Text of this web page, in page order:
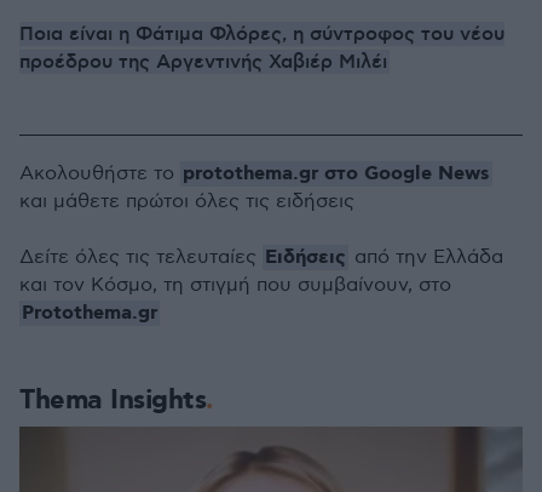
Ποια είναι η Φάτιμα Φλόρες, η σύντροφος του νέου
προέδρου της Αργεντινής Χαβιέρ Μιλέι
Thema Insights
Ακολουθήστε το protothema.gr στο Google News
και μάθετε πρώτοι όλες τις ειδήσεις
Δείτε όλες τις τελευταίες Ειδήσεις από την Ελλάδα
και τον Κόσμο, τη στιγμή που συμβαίνουν, στο
Protothema.gr